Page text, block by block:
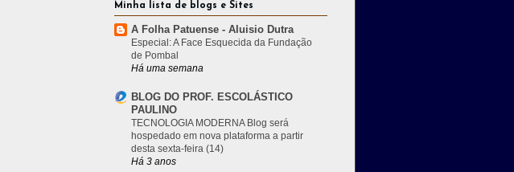
Minha lista de blogs e Sites
A Folha Patuense - Aluisio Dutra
Especial: A Face Esquecida da Fundação
de Pombal
Há uma semana
BLOG DO PROF. ESCOLÁSTICO
PAULINO
TECNOLOGIA MODERNA Blog será
hospedado em nova plataforma a partir
desta sexta-feira (14)
Há 3 anos